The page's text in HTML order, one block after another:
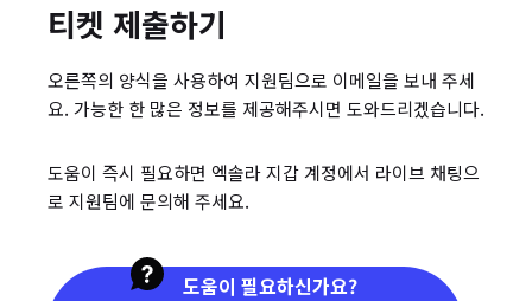
티켓 제출하기
오른쪽의 양식을 사용하여 지원팀으로 이메일을 보내 주세
요. 가능한 한 많은 정보를 제공해주시면 도와드리겠습니다.
도움이 즉시 필요하면 엑솔라 지갑 계정에서 라이브 채팅으
로 지원팀에 문의해 주세요.
도움이 필요하신가요?